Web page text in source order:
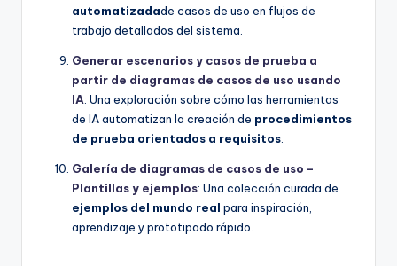
automatizadade casos de uso en flujos de
trabajo detallados del sistema.
Generar escenarios y casos de prueba a
partir de diagramas de casos de uso usando
IA: Una exploración sobre cómo las herramientas
de IA automatizan la creación de procedimientos
de prueba orientados a requisitos
Galería de diagramas de casos de uso –
Plantillas y ejemplos: Una colección curada de
ejemplos del mundo real para inspiración,
aprendizaje y prototipado rápido.